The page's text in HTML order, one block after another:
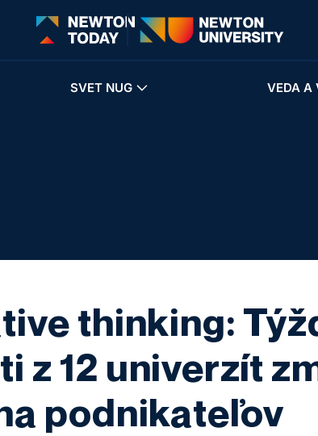
SVET NUG VEDA A
thinking:
z 12 univerzít
podnikateľov